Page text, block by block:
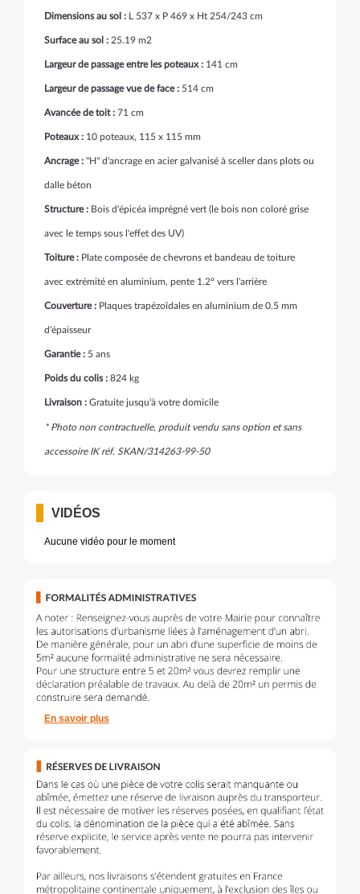
Dimensions au sol : L 537 x P 469 x Ht 254/243 cm
Surface au sol : 25.19 m2
Largeur de passage entre les poteaux : 141 cm
Largeur de passage vue de face : 514 cm
Avancée de toit : 71 cm
Poteaux : 10 poteaux, 115 x 115 mm
Ancrage : "H" d'ancrage en acier galvanisé à sceller dans plots ou
dalle béton
Structure : Bois d'épicéa imprégné vert (le bois non coloré grise
avec le temps sous l'effet des UV)
Toiture : Plate composée de chevrons et bandeau de toiture
avec extrémité en aluminium, pente 1.2° vers l'arrière
Couverture : Plaques trapézoïdales en aluminium de 0.5 mm
d'épaisseur
Garantie : 5 ans
Poids du colis : 824 kg
Livraison : Gratuite jusqu'à votre domicile
* Photo non contractuelle, produit vendu sans option et sans
accessoire IK réf. SKAN/314263-99-50
VIDÉOS
Aucune vidéo pour le moment
En savoir plus